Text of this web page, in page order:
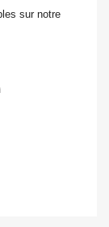
sur notre